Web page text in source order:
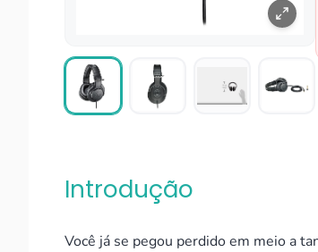
Introdução
Você já se pegou perdido em meio a